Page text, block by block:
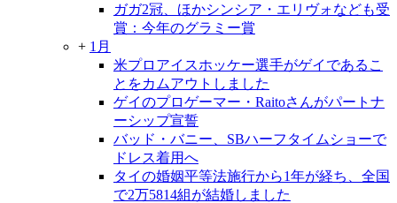
ガガ2冠、ほかシンシア・エリヴォなども受
賞：今年のグラミー賞
+ 1月
米プロアイスホッケー選手がゲイであるこ
とをカムアウトしました
ゲイのプロゲーマー・Raitoさんがパートナ
ーシップ宣誓
バッド・バニー、SBハーフタイムショーで
ドレス着用へ
タイの婚姻平等法施行から1年が経ち、全国
で2万5814組が結婚しました